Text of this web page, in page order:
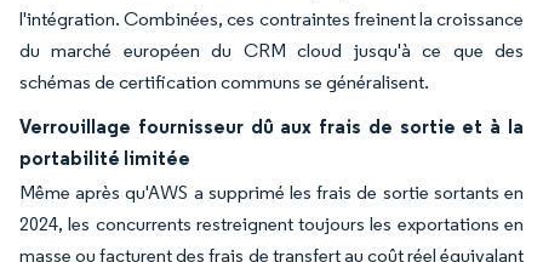
l'intégration. Combinées, ces contraintes freinent la croissance
du marché européen du CRM cloud jusqu'à ce que des
schémas de certification communs se généralisent.
Verrouillage fournisseur dû aux frais de sortie et à la
portabilité limitée
Même après qu'AWS a supprimé les frais de sortie sortants en
2024, les concurrents restreignent toujours les exportations en
masse ou facturent des frais de transfert au coût réel équivalant